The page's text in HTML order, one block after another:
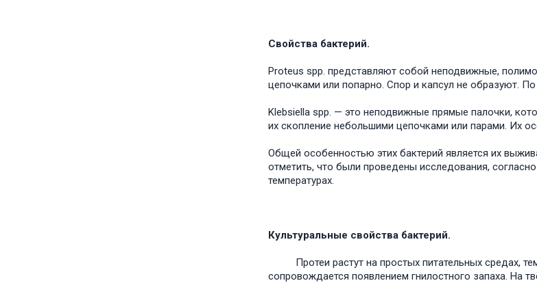
Свойства бактерий.
Proteus spp. представляют собой неподвижные,
цепочками или попарно. Спор и капсул не образуют.
Klebsiella spp. — это неподвижные прямые палочки,
их скопление небольшими цепочками или парами. Их
Общей особенностью этих бактерий является их
отметить, что были проведены исследования,
температурах.
Культуральные свойства бактерий.
Протеи растут на простых питательных средах,
сопровождается появлением гнилостного запаха. На